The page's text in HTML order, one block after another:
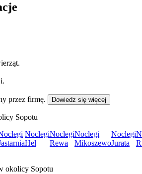
przez firmę.
Dowiedz się więcej
Sopotu
Noclegi
Hel
Noclegi
Rewa
Noclegi
Mikoszewo
Noclegi
Jurata
okolicy Sopotu